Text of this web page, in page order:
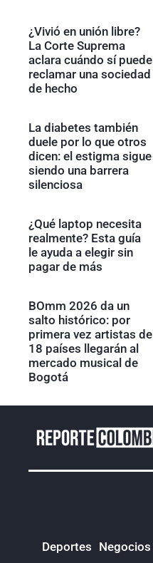
¿Vivió en unión libre?
La Corte Suprema
aclara cuándo sí puede
reclamar una sociedad
de hecho
La diabetes también
duele por lo que otros
dicen: el estigma sigue
siendo una barrera
silenciosa
¿Qué laptop necesita
realmente? Esta guía
le ayuda a elegir sin
pagar de más
BOmm 2026 da un
salto histórico: por
primera vez artistas de
18 países llegarán al
mercado musical de
Bogotá
Deportes Negocios